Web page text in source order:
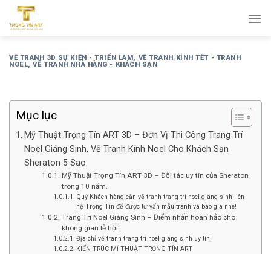
qua
dungVẼ TRANH 3D SỰ KIỆN - TRIỂN LÃM, VẼ TRANH KÍNH TẾT - TRANH
NOEL,VẼ TRANH NHÀ HÀNG - KHÁCH SẠN
Mục lục
Mỹ Thuật Trọng Tín ART 3D – Đơn Vị Thi Công Trang Trí
Noel Giáng Sinh, Vẽ Tranh Kính Noel Cho Khách Sạn
Sheraton 5 Sao.
Mỹ Thuật Trọng Tín ART 3D – Đối tác uy tín của Sheraton
trong 10 năm.
Quý Khách hàng cần vẽ tranh trang trí noel giáng sinh liên
hệ Trọng Tín để được tư vấn mẫu tranh và báo giá nhé!
Trang Trí Noel Giáng Sinh – Điểm nhấn hoàn hảo cho
không gian lễ hội
Địa chỉ vẽ tranh trang trí noel giáng sinh uy tín!
KIẾN TRÚC MĨ THUẬT TRỌNG TÍN ART